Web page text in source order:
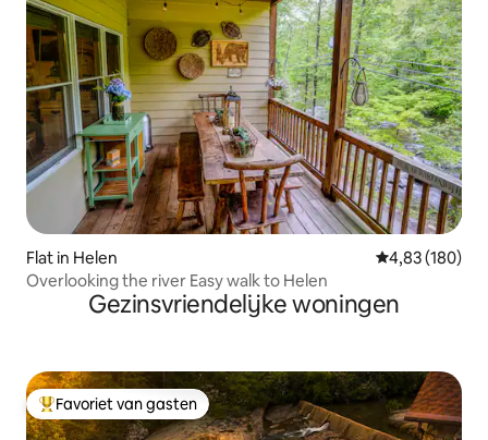
Flat in Helen Gemiddelde
4,83 (180)
Overlooking the river Easy walk to Helen
Gezinsvriendelijke woningen
Topfavoriet van gasten
Favoriet van gasten